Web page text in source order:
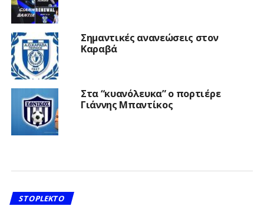
Σημαντικές ανανεώσεις στον
Καραβά
Στα “κυανόλευκα” ο πορτιέρε
Γιάννης Μπαντίκος
STOPLEKTO